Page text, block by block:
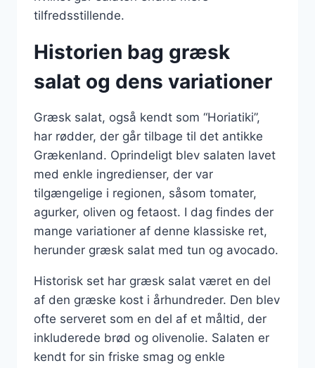
tilfredsstillende.
Historien bag græsk
salat og dens variationer
Græsk salat, også kendt som “Horiatiki”,
har rødder, der går tilbage til det antikke
Grækenland. Oprindeligt blev salaten lavet
med enkle ingredienser, der var
tilgængelige i regionen, såsom tomater,
agurker, oliven og fetaost. I dag findes der
mange variationer af denne klassiske ret,
herunder græsk salat med tun og avocado.
Historisk set har græsk salat været en del
af den græske kost i århundreder. Den blev
ofte serveret som en del af et måltid, der
inkluderede brød og olivenolie. Salaten er
kendt for sin friske smag og enkle